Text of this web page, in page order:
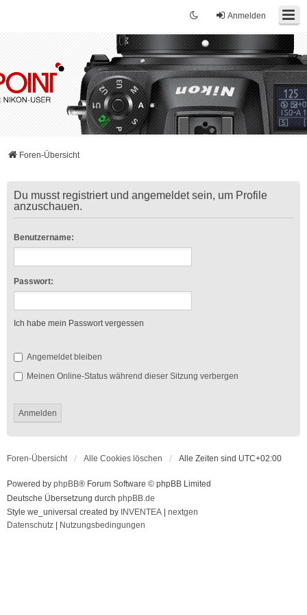
Anmelden
Foren-Übersicht
Du musst registriert und angemeldet sein, um Profile
anzuschauen.
Benutzername:
Passwort:
Ich habe mein Passwort vergessen
Angemeldet bleiben
Meinen Online-Status während dieser Sitzung verbergen
Foren-Übersicht Alle Cookies löschen Alle Zeiten sind UTC+02:00
Powered by phpBB® Forum Software © phpBB Limited
Deutsche Übersetzung durch phpBB.de
Style we_universal created by INVENTEA
nextgen
Datenschutz
Nutzungsbedingungen